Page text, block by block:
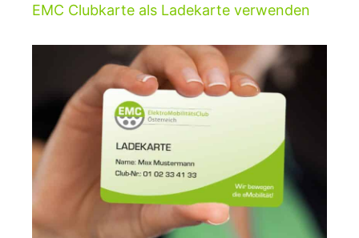
EMC Clubkarte als Ladekarte verwenden